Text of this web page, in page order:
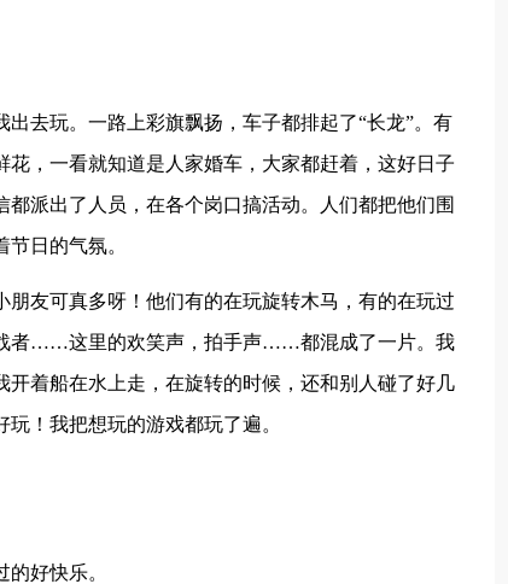
去玩。一路上彩旗飘扬，车子都排起了“长龙”。有
，一看就知道是人家婚车，大家都赶着，这好日子
派出了人员，在各个岗口搞活动。人们都把他们围
日的气氛。
友可真多呀！他们有的在玩旋转木马，有的在玩过
者……这里的欢笑声，拍手声……都混成了一片。我
着船在水上走，在旋转的时候，还和别人碰了好几
！我把想玩的游戏都玩了遍。
好快乐。